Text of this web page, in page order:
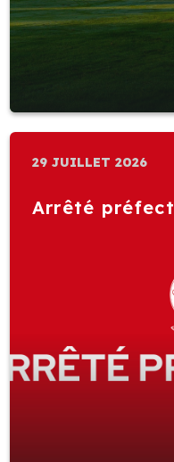
29 JUILLET 2026
Arrêté